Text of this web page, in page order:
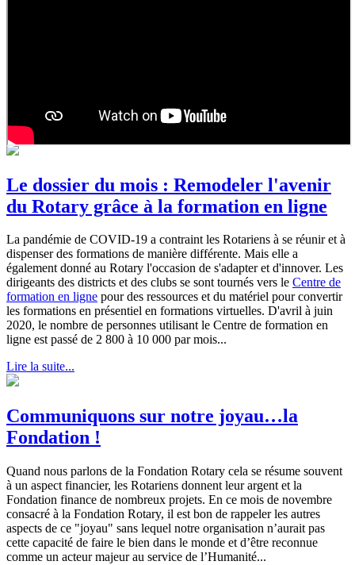
Le dossier du mois : Remodeler l'avenir
du Rotary grâce à la formation en ligne
La pandémie de COVID-19 a contraint les Rotariens à se réunir et à
dispenser des formations de manière différente. Mais elle a
également donné au Rotary l'occasion de s'adapter et d'innover. Les
dirigeants des districts et des clubs se sont tournés vers le Centre de
formation en ligne pour des ressources et du matériel pour convertir
les formations en présentiel en formations virtuelles. D'avril à juin
2020, le nombre de personnes utilisant le Centre de formation en
ligne est passé de 2 800 à 10 000 par mois...
Lire la suite...
Communiquons sur notre joyau…la
Fondation !
Quand nous parlons de la Fondation Rotary cela se résume souvent
à un aspect financier, les Rotariens donnent leur argent et la
Fondation finance de nombreux projets. En ce mois de novembre
consacré à la Fondation Rotary, il est bon de rappeler les autres
aspects de ce "joyau" sans lequel notre organisation n’aurait pas
cette capacité de faire le bien dans le monde et d’être reconnue
comme un acteur majeur au service de l’Humanité...